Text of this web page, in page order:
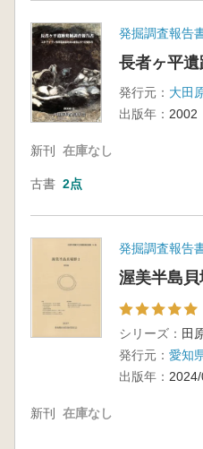
発掘調査報告
長者ヶ平
発行元： 大田
出版年： 2002
新刊 在庫なし
古書 2点
発掘調査報告
渥美半島
シリーズ：
発行元： 愛知
出版年：
新刊 在庫なし